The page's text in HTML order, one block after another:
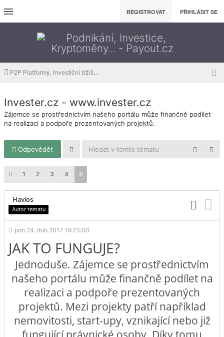
REGISTROVAT PŘIHLÁSIT SE
P2P Platformy, Investiční tržiště, Sdílená ekonomika
Invester.cz - www.invester.cz
Zájemce se prostřednictvím našeho portálu může finančně podílet
na realizaci a podpoře prezentovaných projektů.
Odpovědět
1 2 3 4 5
Havlos
Autor tematu
pon 24. dub 2017 19:23:00
JAK TO FUNGUJE?
Jednoduše. Zájemce se prostřednictvím
našeho portálu může finančně podílet na
realizaci a podpoře prezentovaných
projektů. Mezi projekty patří například
nemovitosti, start-upy, vznikající nebo již